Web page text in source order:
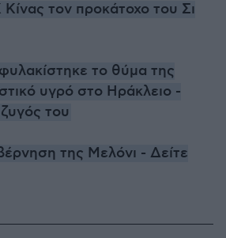
τον προκάτοχο του Σι
το θύμα της
υγρό στο Ηράκλειο -
του
της Μελόνι - Δείτε